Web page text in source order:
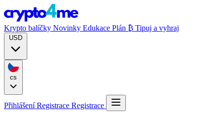
Krypto balíčky Novinky Edukace Plán ₿ Tipuj a vyhraj
PřihlášeníRegistrace Registrace